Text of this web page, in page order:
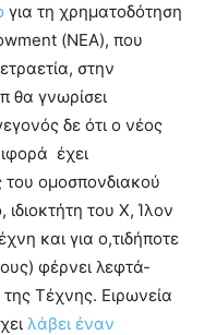
για τη χρηματοδότηση
(ΝΕΑ), που
στην
θα γνωρίσει
δε ότι ο νέος
έχει
του ομοσπονδιακού
του Χ, Ίλον
και για ο,τιδήποτε
φέρνει λεφτά-
Τέχνης. Ειρωνεία
λάβει έναν